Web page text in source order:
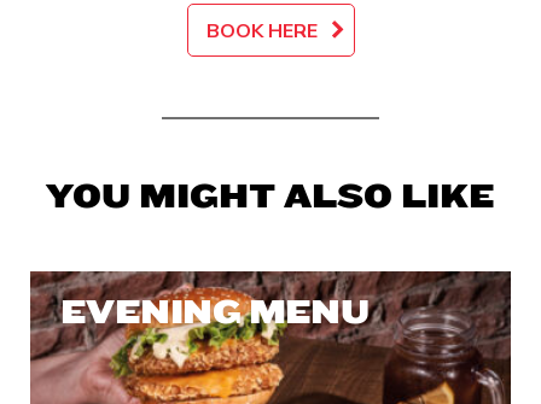
BOOK HERE
YOU MIGHT ALSO LIKE
EVENING MENU